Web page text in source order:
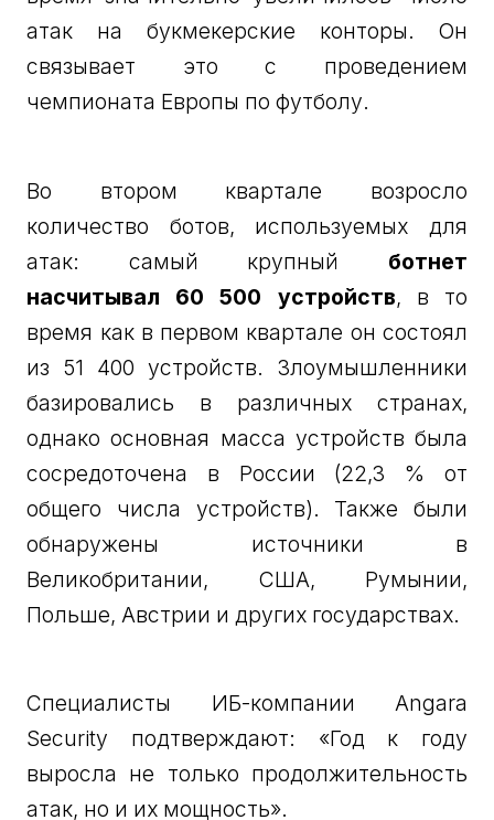
атак на букмекерские конторы. Он
связывает это с проведением
чемпионата Европы по футболу.
Во втором квартале возросло
количество ботов, используемых для
атак: самый крупный ботнет
насчитывал 60 500 устройств, в то
время как в первом квартале он состоял
из 51 400 устройств. Злоумышленники
базировались в различных странах,
однако основная масса устройств была
сосредоточена в России (22,3 % от
общего числа устройств). Также были
обнаружены источники в
Великобритании, США, Румынии,
Польше, Австрии и других государствах.
Специалисты ИБ-компании Angara
Security подтверждают: «Год к году
выросла не только продолжительность
атак, но и их мощность».